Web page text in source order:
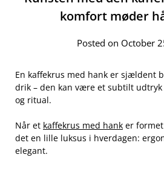
komfort møder
Posted on October
En kaffekrus med hank er sjældent
drik – den kan være et subtilt
og ritual.
Når et kaffekrus med hank er
det en lille luksus i hverdagen:
elegant.